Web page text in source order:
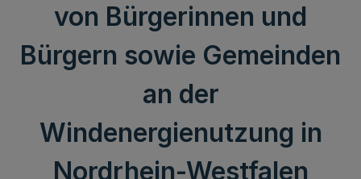
von Bürgerinnen und
Bürgern sowie Gemeinden
an der
Windenergienutzung in
Nordrhein-Westfalen